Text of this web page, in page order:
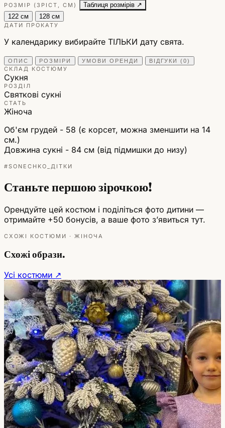
РОЗМІР (ЗРІСТ, СМ)
Таблиця розмірів ↗
122 см
128 см
ДАТИ ПРОКАТУ
У календарику вибирайте ТІЛЬКИ дату свята.
ОПИС РОЗМІРИ УМОВИ ОРЕНДИ ВІДГУКИ (0)
СКЛАД КОСТЮМУ
Сукня
РОЗДІЛ
Святкові сукні
СТАТЬ
Жіноча
Об'єм грудей - 58 (є корсет, можна зменшити на 14
см.)
Довжина сукні - 84 см (від підмишки до низу)
#SONECHKO_ДІТКИ
Станьте першою зірочкою!
Орендуйте цей костюм і поділіться фото дитини —
отримайте +50 бонусів, а ваше фото зʼявиться тут.
СХОЖІ КОСТЮМИ · ЖІНОЧА
Схожі образи.
Усі костюми ↗